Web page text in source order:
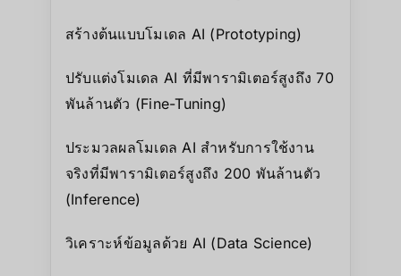
สร้างต้นแบบโมเดล AI (Prototyping)
ปรับแต่งโมเดล AI ที่มีพารามิเตอร์สูงถึง 70
พันล้านตัว (Fine-Tuning)
ประมวลผลโมเดล AI สำหรับการใช้งาน
จริงที่มีพารามิเตอร์สูงถึง 200 พันล้านตัว
(Inference)
วิเคราะห์ข้อมูลด้วย AI (Data Science)